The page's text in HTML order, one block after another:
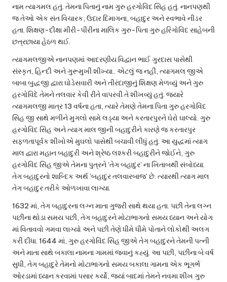
નામ ત્યાગમલ હતું. તેમના પિતાનું નામ ગુરુ હરગોવિંદ સિંહ હતું. નાનપણથી
જ તેઓ એક સંત વિચારક, ઉદાર દિમાગના, બહાદુર અને સ્વભાવે નીડર
હતા. શિક્ષણ-દીક્ષા મીરી-પીરીના માલિક ગુરુ-પિતા ગુરુ હરિગોવિંદ સાહેબની
છત્રછાયા હેઠળ થઈ.
ત્યાગમલજીએ નાનપણમાં આદરણીય વિદ્વાન ભાઈ ગુરદાસ પાસેથી
સંસ્કૃત, હિન્દી અને ગુરૂમુખી શીખ્યા.. એટલું જ નહીં, ત્યાગમલ જીએ
બાબા બુદ્ધજી દ્વારા ઘોડેસવારી અને તીરંદાજીનું શિક્ષણ મેળવ્યું અને ગુરુ
હરગોવિંદે તેમને તલવાર કેવી રીતે વાપરવી તે શીખવ્યું હતું. જ્યારે
ત્યાગમલજી માત્ર 13 વર્ષના હતા, ત્યારે તેમણે તેમના પિતા ગુરુ હરગોવિંદ
સિંહ જી સાથે મળીને મુગલો સામે લડ્યા અને કરતારપુરને ઘેરો ઘાલ્યો. ગુરુ
હરગોવિંદ સિંહ અને ત્યાગ માલ જીની બહાદુરીને કારણે જ કરતારપુર
સફળતાપૂર્વક શીખોએ મુઘલો પાસેથી બચાવી લીધું હતું. આ યુદ્ધમાં ત્યાગ
માલ દ્વારા મહાન બહાદુરી અને શ્રેષ્ઠ લશ્કરી બહાદુરીને જોઈને, ગુરુ
હરગોવિંદ સિંહ જીએ તેમના પુત્રને ‘તેગ બહાદુર’ ના ખિતાબથી સંબોધ્યા.
તેગ બહાદુરનો શાબ્દિક અર્થ ‘બહાદુર તલવારબાજ’ છે. ત્યારથી ત્યાગ માલ
તેગ બહાદુર તરીકે ઓળખાવા લાગ્યા.
1632 માં, તેગ બહાદુરના લગ્ન માતા ગુજરી સાથે થયા હતા. પછી તેના લગ્ન
પછીના થોડા સમય પછી, તેગ બહાદુરને મોટાભાગનો સમય ધ્યાન અને યોગ
માં વિતાવવો ગમવા લાગ્યો અને પછી તેણે ધીમે ધીમે પોતાને લોકોથી અલગ
કરી દીધા. 1644 માં, ગુરુ હરગોવિંદ સિંહ જીએ તેગ બહાદુરને તેમની પત્ની
અને માતા સાથે બકાલા નામના ગામમાં જવાનું કહ્યું. આ પછી, પછીના બે વર્ષ
સુધી, તેગ બહાદુરે તેમનો મોટાભાગનો સમય બકાલા ગામના એક ભૂગર્ભ
ઓરડામાં ધ્યાન કરવામાં પસાર કર્યો, જ્યાં બાદમાં તેમને નવમા શીખ ગુરુ